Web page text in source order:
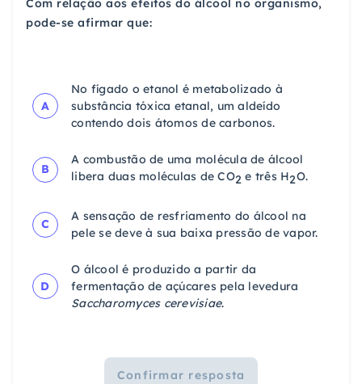
Com relação aos efeitos do álcool no organismo,
pode-se afirmar que:
A
No fígado o etanol é metabolizado à
substância tóxica etanal, um aldeído
contendo dois átomos de carbonos.
B
A combustão de uma molécula de álcool
libera duas moléculas de CO2 e três H2O.
C
A sensação de resfriamento do álcool na
pele se deve à sua baixa pressão de vapor.
D
O álcool é produzido a partir da
fermentação de açúcares pela levedura
Saccharomyces cerevisiae.
Confirmar resposta